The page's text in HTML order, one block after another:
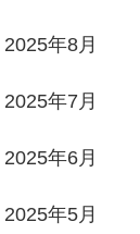
2025年8月
2025年7月
2025年6月
2025年5月